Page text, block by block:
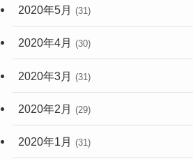
2020年5月 (31)
2020年4月 (30)
2020年3月 (31)
2020年2月 (29)
2020年1月 (31)